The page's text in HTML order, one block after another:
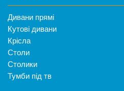
Дивани прямі
Кутові дивани
Крісла
Столи
Столики
Тумби під тв